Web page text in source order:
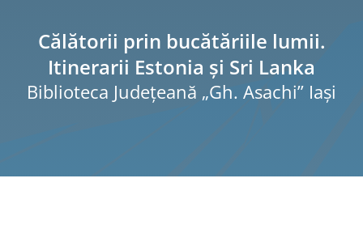
Călătorii prin bucătăriile lumii.
Itinerarii Estonia și Sri Lanka
Biblioteca Judeţeană „Gh. Asachi” Iaşi